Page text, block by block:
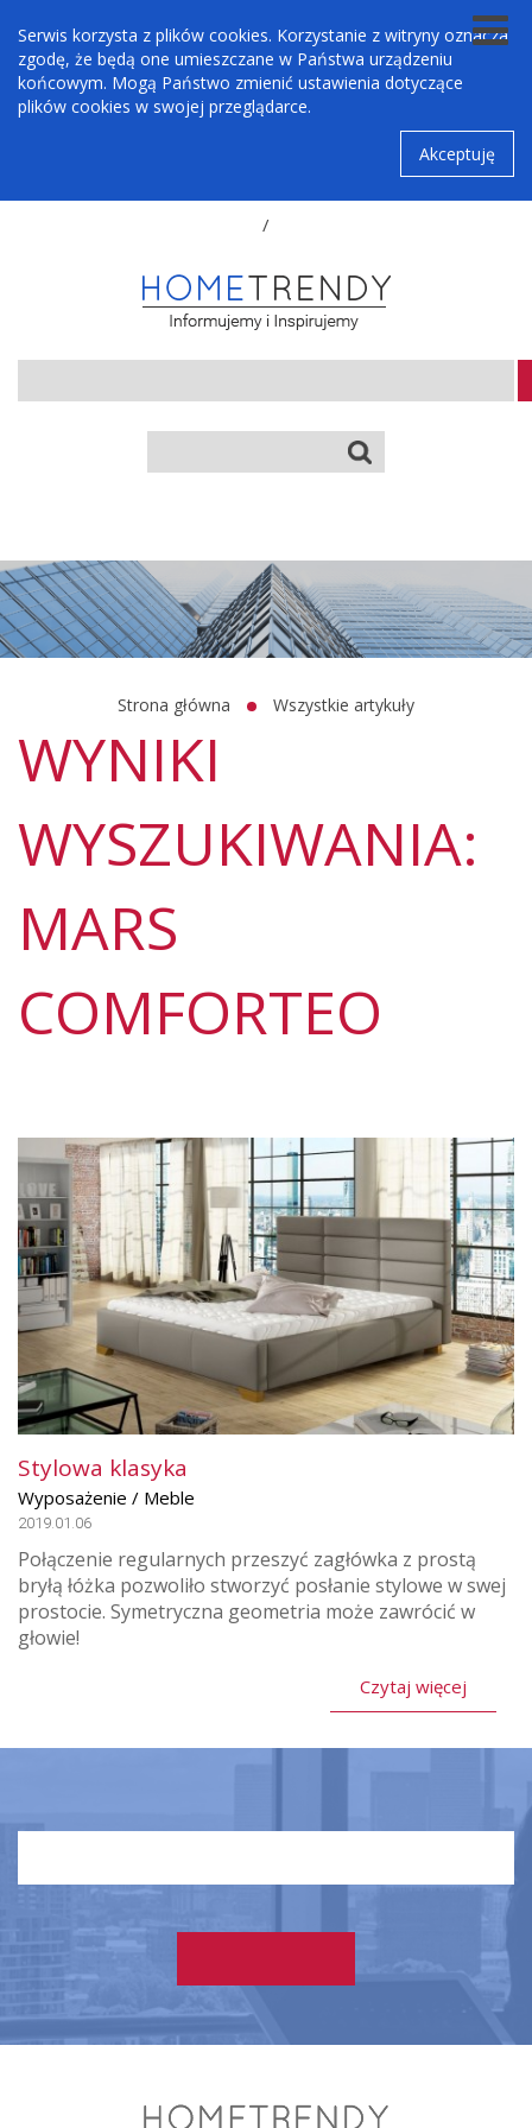
Serwis korzysta z plików cookies. Korzystanie z witryny oznacza
zgodę, że będą one umieszczane w Państwa urządzeniu
końcowym. Mogą Państwo zmienić ustawienia dotyczące
plików cookies w swojej przeglądarce.
Akceptuję
/
Strona główna Wszystkie artykuły
WYNIKI
WYSZUKIWANIA:
MARS
COMFORTEO
Stylowa klasyka
Wyposażenie / Meble
2019.01.06
Połączenie regularnych przeszyć zagłówka z prostą
bryłą łóżka pozwoliło stworzyć posłanie stylowe w swej
prostocie. Symetryczna geometria może zawrócić w
głowie!
Czytaj więcej